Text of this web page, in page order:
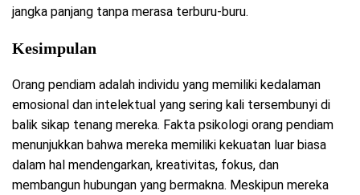
jangka panjang tanpa merasa terburu-buru.
Kesimpulan
Orang pendiam adalah individu yang memiliki kedalaman
emosional dan intelektual yang sering kali tersembunyi di
balik sikap tenang mereka. Fakta psikologi orang pendiam
menunjukkan bahwa mereka memiliki kekuatan luar biasa
dalam hal mendengarkan, kreativitas, fokus, dan
membangun hubungan yang bermakna. Meskipun mereka